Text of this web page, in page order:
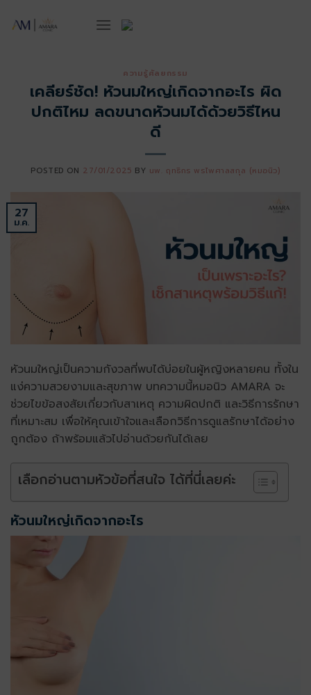
ความรู้ศัลยกรรม
เคลียร์ชัด! หัวนมใหญ่เกิดจากอะไร ผิด
ปกติไหม ลดขนาดหัวนมได้ด้วยวิธีไหน
ดี
POSTED ON 27/01/2025 BY นพ. ฤทธิกร พรไพศาลสกุล (หมอนิว)
27
ม.ค.
หัวนมใหญ่เป็นความกังวลที่พบได้บ่อยในผู้หญิงหลายคน ทั้งใน
แง่ความสวยงามและสุขภาพ บทความนี้หมอนิว AMARA จะ
ช่วยไขข้อสงสัยเกี่ยวกับสาเหตุ ความผิดปกติ และวิธีการรักษา
ที่เหมาะสม เพื่อให้คุณเข้าใจและเลือกวิธีการดูแลรักษาได้อย่าง
ถูกต้อง ถ้าพร้อมแล้วไปอ่านด้วยกันได้เลย
เลือกอ่านตามหัวข้อที่สนใจ ได้ที่นี่เลยค่ะ
หัวนมใหญ่เกิดจากอะไร